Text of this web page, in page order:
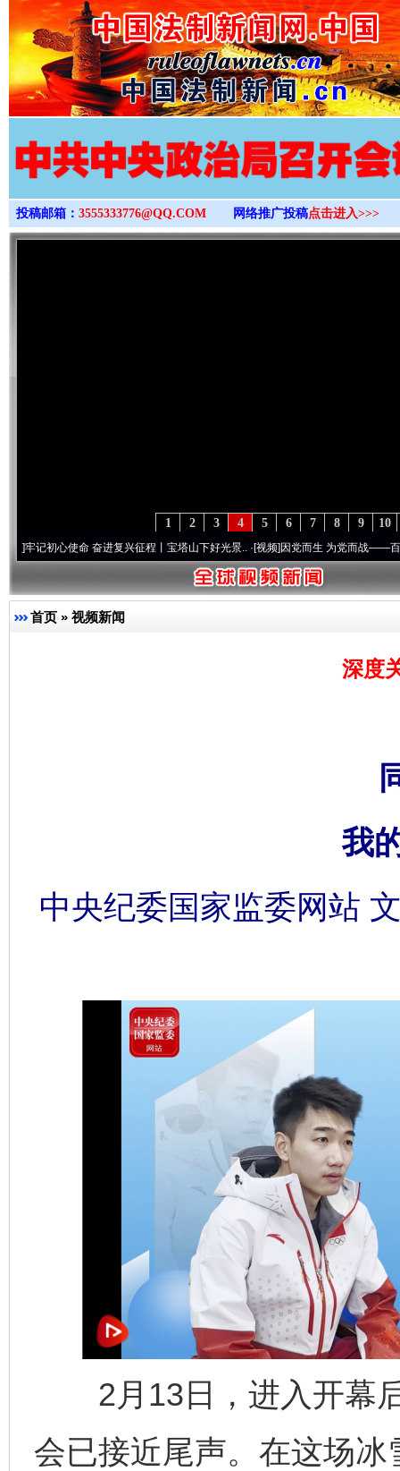
>
投稿邮箱： 3555333776@QQ.COM 网络推广投稿点击进入>>>
10
9
8
7
6
5
4
3
2
1
使命 奋进复兴征程丨宝塔山下好光景..·[视频]因党而生 为党而战——百年“纪”事⑧
首页 » 视频新闻
深度
我
中央纪委国家监委网站
2月13日，进入开幕后
会已接近尾声。在这场